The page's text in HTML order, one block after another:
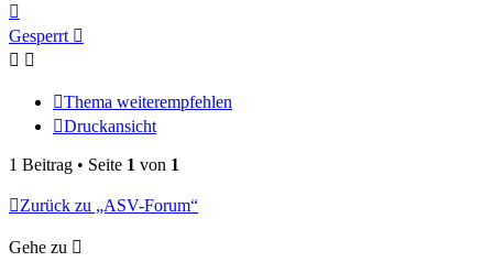
oben
Gesperrt
Thema weiterempfehlen
Druckansicht
1 Beitrag • Seite 1 von 1
Zurück zu „ASV-Forum“
Gehe zu